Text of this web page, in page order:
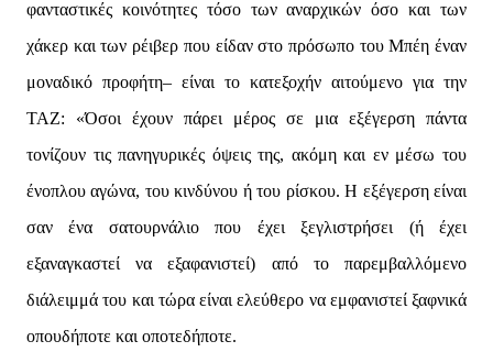
φανταστικές κοινότητες τόσο των αναρχικών όσο και των
χάκερ και των ρέιβερ που είδαν στο πρόσωπο του Μπέη έναν
μοναδικό προφήτη– είναι το κατεξοχήν αιτούμενο για την
ΤΑΖ: «Όσοι έχουν πάρει μέρος σε μια εξέγερση πάντα
τονίζουν τις πανηγυρικές όψεις της, ακόμη και εν μέσω του
ένοπλου αγώνα, του κινδύνου ή του ρίσκου. Η εξέγερση είναι
σαν ένα σατουρνάλιο που έχει ξεγλιστρήσει (ή έχει
εξαναγκαστεί να εξαφανιστεί) από το παρεμβαλλόμενο
διάλειμμά του και τώρα είναι ελεύθερο να εμφανιστεί ξαφνικά
οπουδήποτε και οποτεδήποτε.